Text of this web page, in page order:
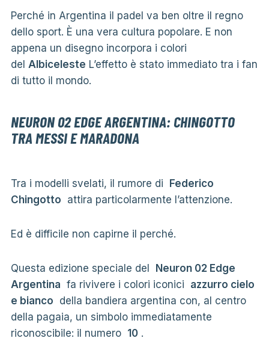
Perché in Argentina il padel va ben oltre il regno
dello sport. È una vera cultura popolare. E non
appena un disegno incorpora i colori
del Albiceleste L’effetto è stato immediato tra i fan
di tutto il mondo.
NEURON 02 EDGE ARGENTINA: CHINGOTTO
TRA MESSI E MARADONA
Tra i modelli svelati, il rumore di Federico
Chingotto attira particolarmente l’attenzione.
Ed è difficile non capirne il perché.
Questa edizione speciale del Neuron 02 Edge
Argentina fa rivivere i colori iconici azzurro cielo
e bianco della bandiera argentina con, al centro
della pagaia, un simbolo immediatamente
riconoscibile: il numero 10.